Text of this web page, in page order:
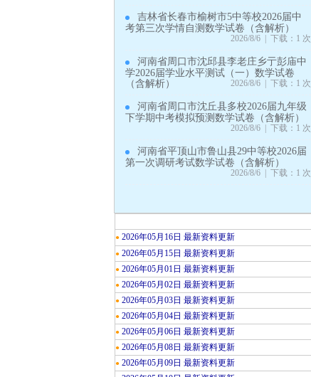
吉林省长春市榆树市5中等校2026届中
考第三次学情自测数学试卷（含解析）
2026/8/6 | 下载：1 次
河南省周口市沈邱县李老庄乡亍彭庙中
学2026届学业水平测试（一）数学试卷
（含解析）
2026/8/6 | 下载：1 次
河南省周口市沈丘县多校2026届九年级
下学期中考模拟预测数学试卷（含解析）
2026/8/6 | 下载：1 次
河南省平顶山市鲁山县29中等校2026届
第一次调研考试数学试卷（含解析）
2026/8/6 | 下载：1 次
● 2026年05月16日 最新资料更新
● 2026年05月15日 最新资料更新
● 2026年05月01日 最新资料更新
● 2026年05月02日 最新资料更新
● 2026年05月03日 最新资料更新
● 2026年05月04日 最新资料更新
● 2026年05月06日 最新资料更新
● 2026年05月08日 最新资料更新
● 2026年05月09日 最新资料更新